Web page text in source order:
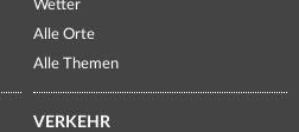
Wetter
Alle Orte
Alle Themen
VERKEHR